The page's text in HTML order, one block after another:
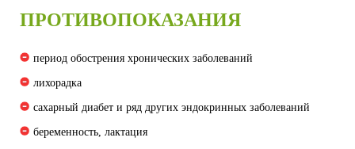
ПРОТИВОПОКАЗАНИЯ
период обострения хронических заболеваний
лихорадка
сахарный диабет и ряд других эндокринных заболеваний
беременность, лактация